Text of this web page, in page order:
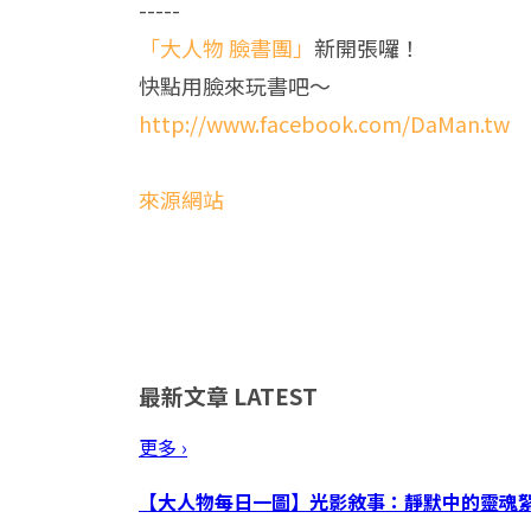
-----
「大人物 臉書團」 新開張囉！
快點用臉來玩書吧～
http://www.facebook.com/DaMan.tw
來源網站
最新文章 LATEST
更多 ›
【大人物每日一圖】光影敘事：靜默中的靈魂